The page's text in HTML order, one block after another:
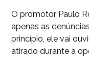
O promotor Paulo
apenas as
princípio, ele vai
atirado durante a